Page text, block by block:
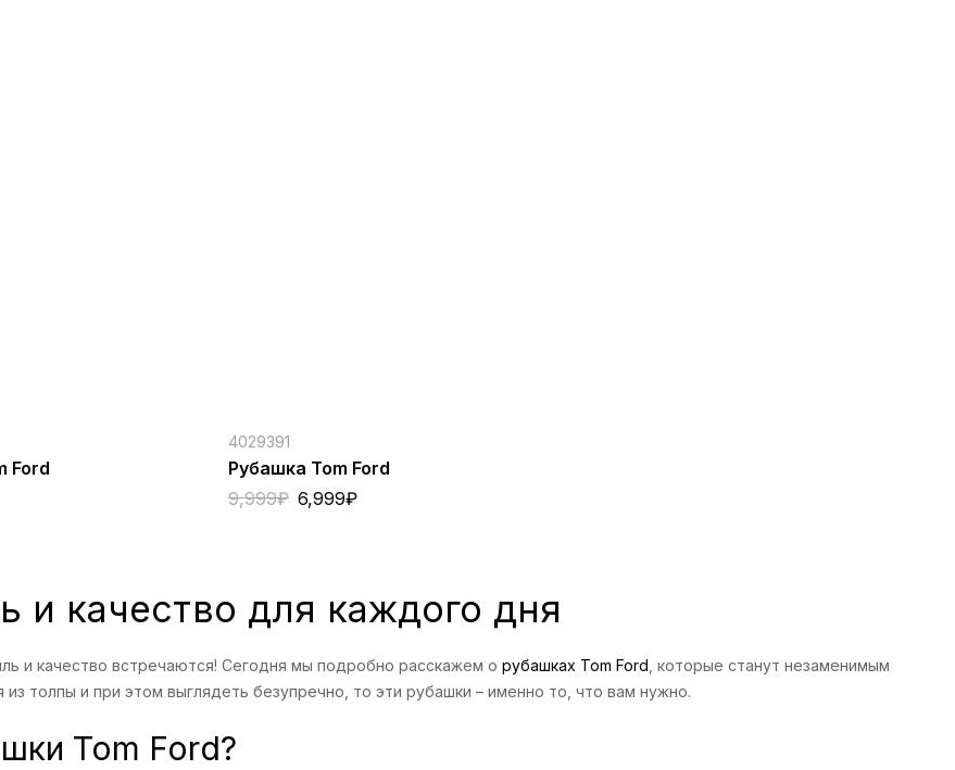
Ford
4029391
Рубашка Tom Ford
9,999₽ 6,999₽
и качество для каждого дня
и качество встречаются! Сегодня мы подробно расскажем о рубашках Tom Ford , которые станут незаменимым
толпы и при этом выглядеть безупречно, то эти рубашки – именно то, что вам нужно.
Tom Ford?